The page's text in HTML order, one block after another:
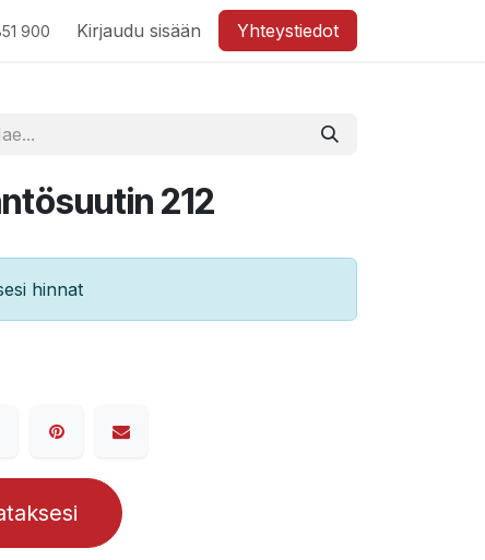
900 Kirjaudu sisään Yhteystiedot
212
hinnat